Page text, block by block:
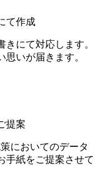
にて対応します。
いが届きます。
においてのデータ
手紙をご提案させて